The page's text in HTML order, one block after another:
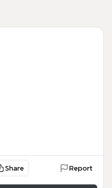
Share Report